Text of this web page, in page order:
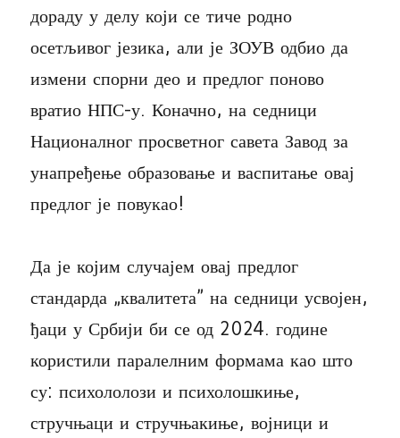
дораду у делу који се тиче родно
осетљивог језика, али је ЗОУВ одбио да
измени спорни део и предлог поново
вратио НПС-у. Коначно, на седници
Националног просветног савета Завод за
унапређење образовање и васпитање овај
предлог је повукао!
Да је којим случајем овај предлог
стандарда „квалитета” на седници усвојен,
ђаци у Србији би се од 2024. године
користили паралелним формама као што
су: психололози и психолошкиње,
стручњаци и стручњакиње, војници и